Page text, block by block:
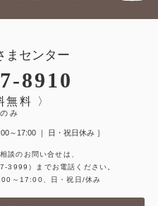
まセンター
8910
無料 〉
み
～17:00 ｜ 日・祝日休み ］
談のお問い合せは、
3999）
までお電話ください。
～17:00、日・祝日/休み